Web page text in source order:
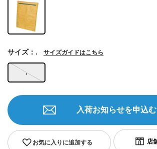
.
サイズ：. サイズガイドはこちら
お気に入りに追加する
入荷お知らせを申込む